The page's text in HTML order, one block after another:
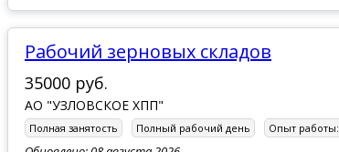
рабочий зерновых складов
35000 руб.
АО "УЗЛОВСКОЕ ХПП"
Полная занятость Полный рабочий день Опыт работы: